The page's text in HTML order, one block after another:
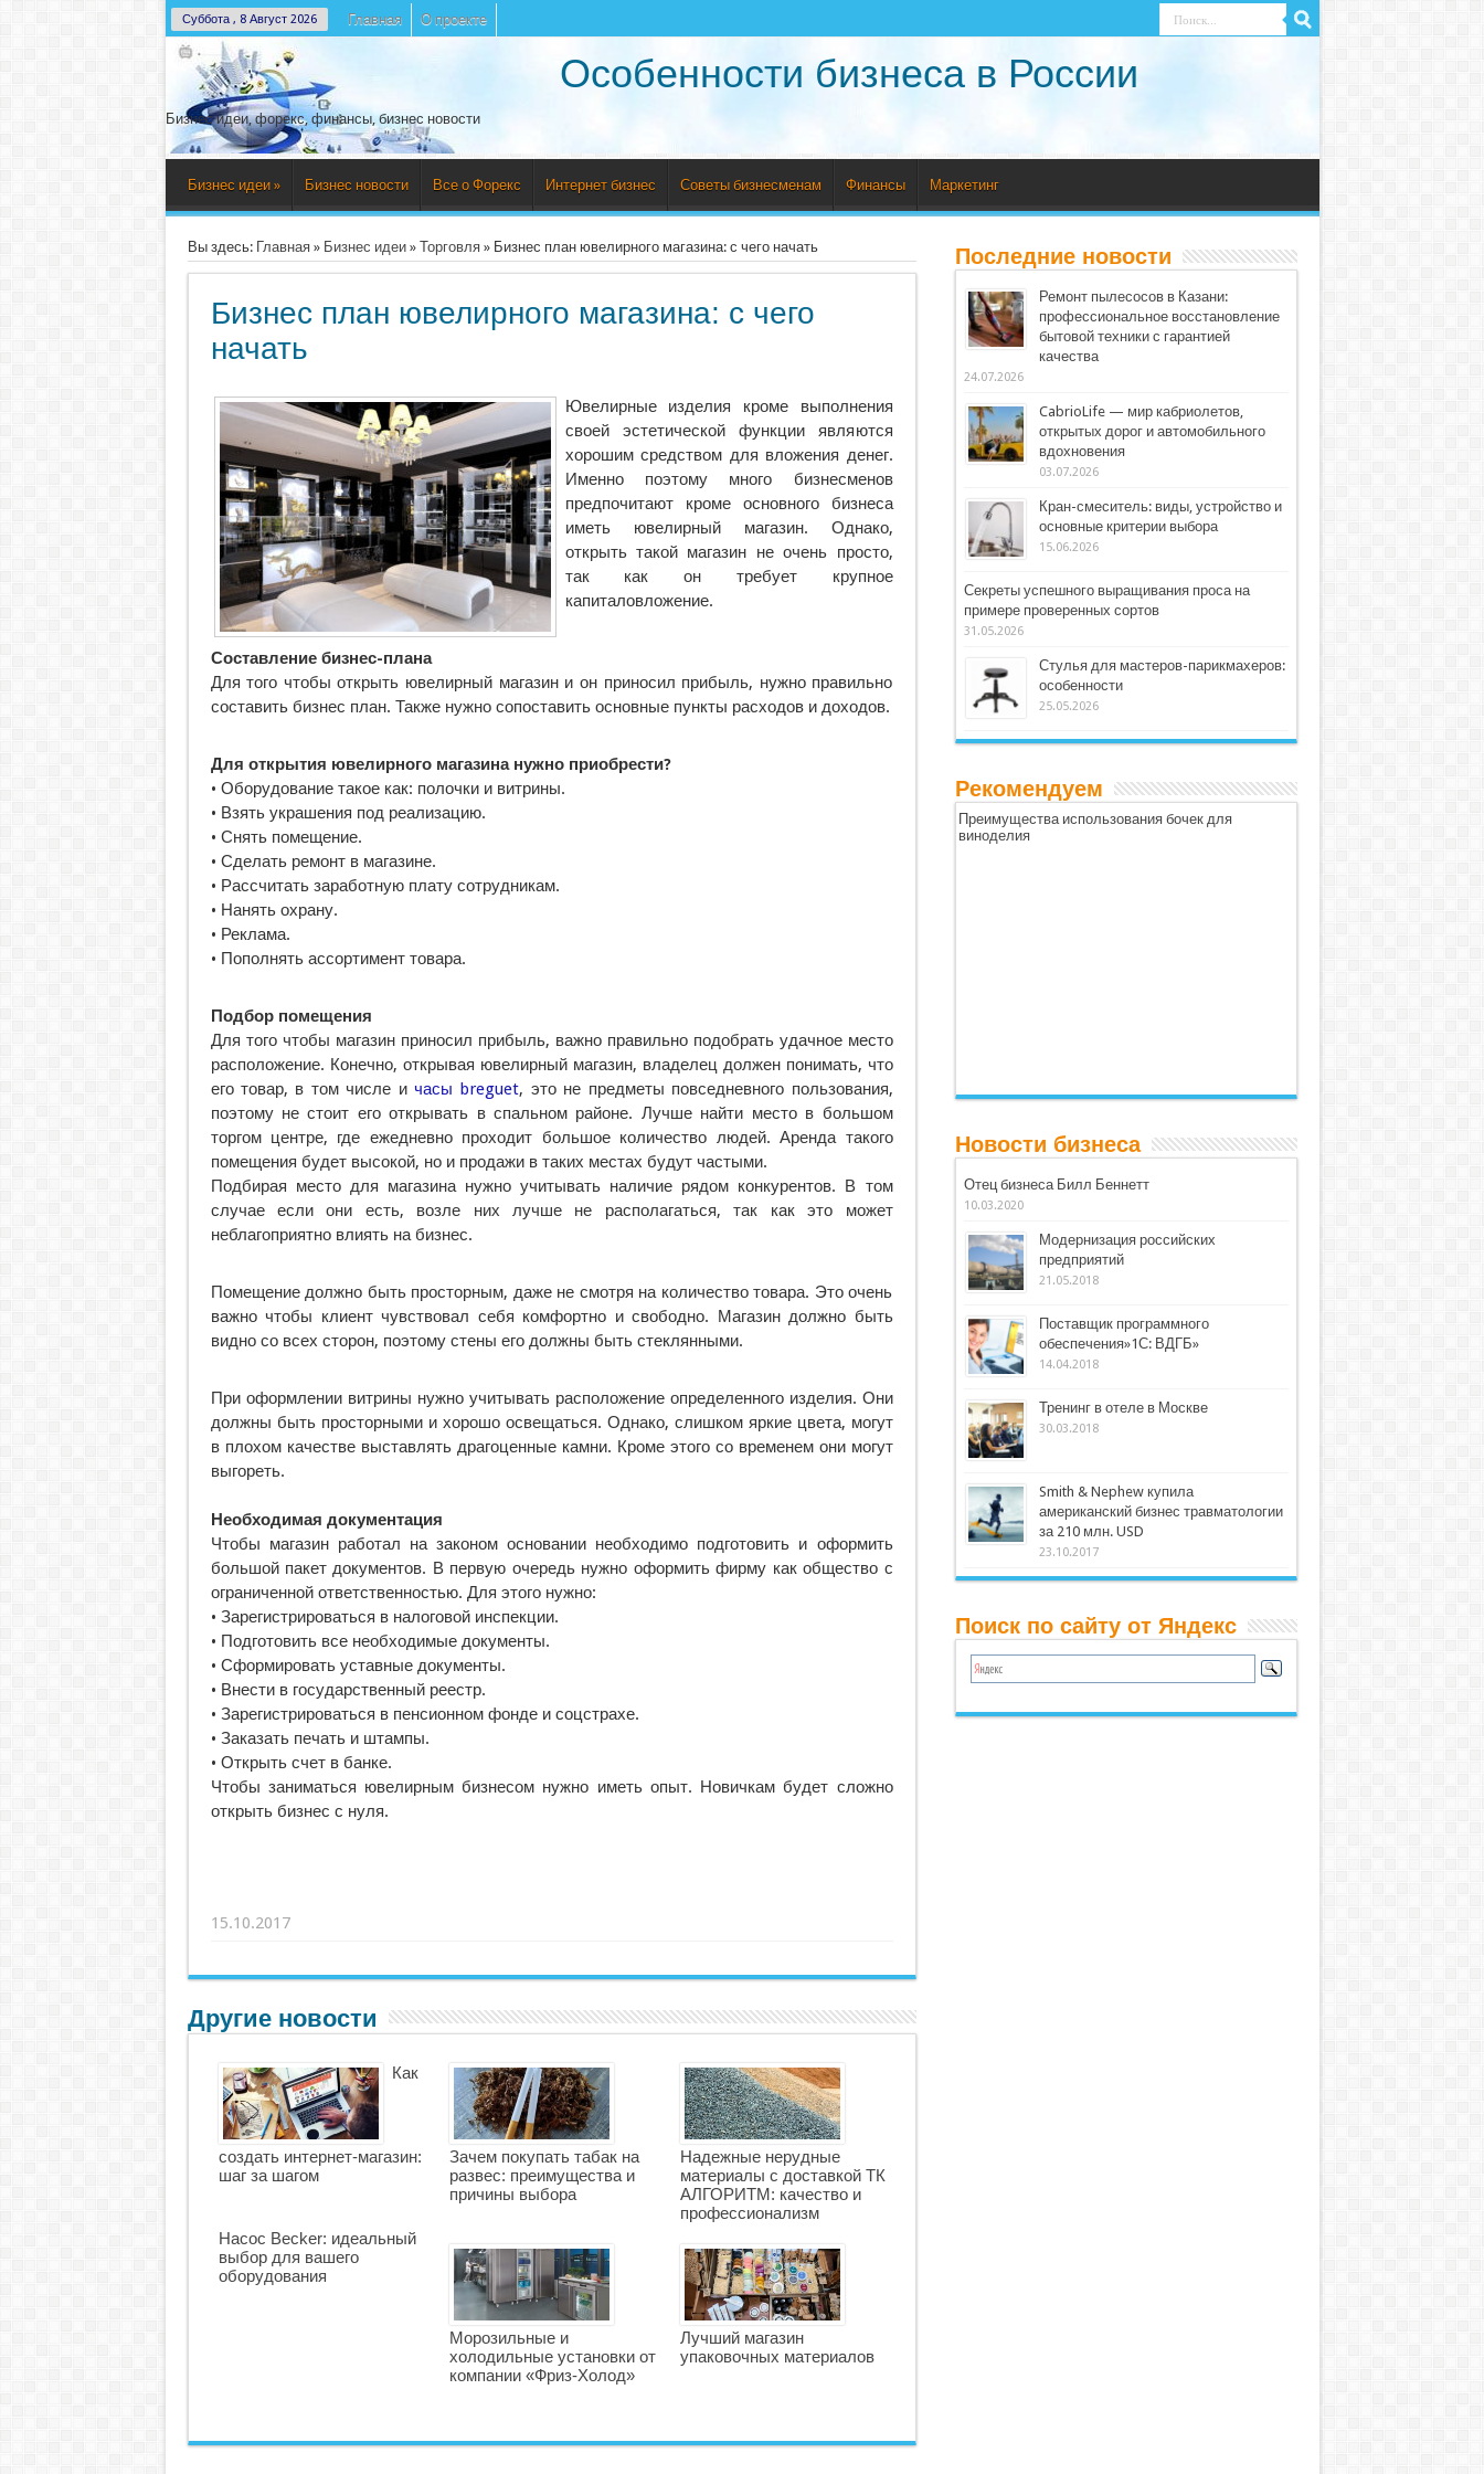
Суббота , 8 Август 2026 Главная О проекте
Особенности бизнеса в России
Бизнес идеи, форекс, финансы, бизнес новости
Бизнес идеи » Бизнес новости Все о Форекс Интернет бизнес Советы бизнесменам Финансы Маркетинг
Вы здесь: Главная» Бизнес идеи» Торговля» Бизнес план ювелирного магазина: с чего начать
Бизнес план ювелирного магазина: с чего
начать
Ювелирные изделия кроме выполнения
своей эстетической функции являются
хорошим средством для вложения денег.
Именно поэтому много бизнесменов
предпочитают кроме основного бизнеса
иметь ювелирный магазин. Однако,
открыть такой магазин не очень просто,
так как он требует крупное
капиталовложение.
Составление бизнес-плана
Для того чтобы открыть ювелирный магазин и он приносил прибыль, нужно правильно
составить бизнес план. Также нужно сопоставить основные пункты расходов и доходов.
Для открытия ювелирного магазина нужно приобрести?
• Оборудование такое как: полочки и витрины.
• Взять украшения под реализацию.
• Снять помещение.
• Сделать ремонт в магазине.
• Рассчитать заработную плату сотрудникам.
• Нанять охрану.
• Реклама.
• Пополнять ассортимент товара.
Подбор помещения
Для того чтобы магазин приносил прибыль, важно правильно подобрать удачное место
расположение. Конечно, открывая ювелирный магазин, владелец должен понимать, что
его товар, в том числе и часы breguet, это не предметы повседневного пользования,
поэтому не стоит его открывать в спальном районе. Лучше найти место в большом
торгом центре, где ежедневно проходит большое количество людей. Аренда такого
помещения будет высокой, но и продажи в таких местах будут частыми.
Подбирая место для магазина нужно учитывать наличие рядом конкурентов. В том
случае если они есть, возле них лучше не располагаться, так как это может
неблагоприятно влиять на бизнес.
Помещение должно быть просторным, даже не смотря на количество товара. Это очень
важно чтобы клиент чувствовал себя комфортно и свободно. Магазин должно быть
видно со всех сторон, поэтому стены его должны быть стеклянными.
При оформлении витрины нужно учитывать расположение определенного изделия. Они
должны быть просторными и хорошо освещаться. Однако, слишком яркие цвета, могут
в плохом качестве выставлять драгоценные камни. Кроме этого со временем они могут
выгореть.
Необходимая документация
Чтобы магазин работал на законом основании необходимо подготовить и оформить
большой пакет документов. В первую очередь нужно оформить фирму как общество с
ограниченной ответственностью. Для этого нужно:
• Зарегистрироваться в налоговой инспекции.
• Подготовить все необходимые документы.
• Сформировать уставные документы.
• Внести в государственный реестр.
• Зарегистрироваться в пенсионном фонде и соцстрахе.
• Заказать печать и штампы.
• Открыть счет в банке.
Чтобы заниматься ювелирным бизнесом нужно иметь опыт. Новичкам будет сложно
открыть бизнес с нуля.
15.10.2017
Другие новости
Как
создать интернет-магазин:
шаг за шагом
Зачем покупать табак на
развес: преимущества и
причины выбора
Надежные нерудные
материалы с доставкой ТК
АЛГОРИТМ: качество и
профессионализм
Насос Becker: идеальный
выбор для вашего
оборудования
Морозильные и
холодильные установки от
компании «Фриз-Холод»
Лучший магазин
упаковочных материалов
Последние новости
Ремонт пылесосов в Казани:
профессиональное восстановление
бытовой техники с гарантией
качества
24.07.2026
CabrioLife — мир кабриолетов,
открытых дорог и автомобильного
вдохновения
03.07.2026
Кран-смеситель: виды, устройство и
основные критерии выбора
15.06.2026
Секреты успешного выращивания проса на
примере проверенных сортов
31.05.2026
Стулья для мастеров-парикмахеров:
особенности
25.05.2026
Рекомендуем
Преимущества использования бочек для
виноделия
Новости бизнеса
Отец бизнеса Билл Беннетт
10.03.2020
Модернизация российских
предприятий
21.05.2018
Поставщик программного
обеспечения»1С: ВДГБ»
14.04.2018
Тренинг в отеле в Москве
30.03.2018
Smith & Nephew купила
американский бизнес травматологии
за 210 млн. USD
23.10.2017
Поиск по сайту от Яндекс